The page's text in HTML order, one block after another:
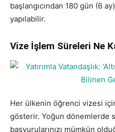
başlangıcından 180 gün (6
yapılabilir.
Vize İşlem Süreleri Ne
Her ülkenin öğrenci vizesi
gösterir. Yoğun dönemlerde
başvurularınızı mümkün